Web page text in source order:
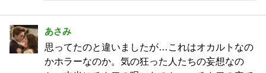
あさみ
思ってたのと違いましたが…これはオカルトなの
かホラーなのか。気の狂った人たちの妄想なの